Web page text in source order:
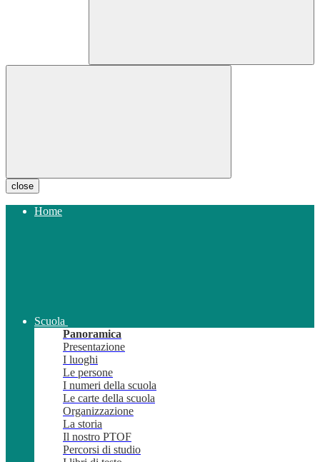
close
Home
Scuola
Panoramica
Presentazione
I luoghi
Le persone
I numeri della scuola
Le carte della scuola
Organizzazione
La storia
Il nostro PTOF
Percorsi di studio